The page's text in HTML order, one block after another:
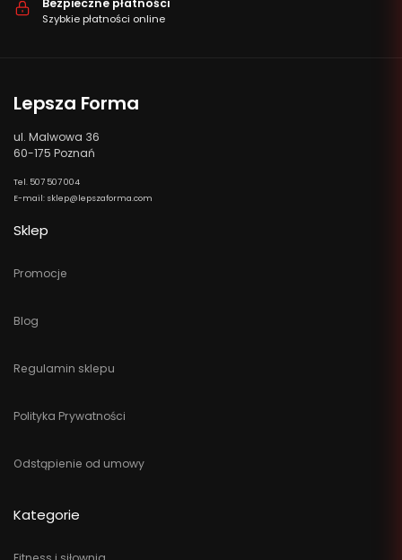
Bezpieczne płatności
Szybkie płatności online
Lepsza Forma
ul. Malwowa 36
60-175 Poznań
Tel. 507 507 004
E-mail: sklep@lepszaforma.com
Sklep
Promocje
Blog
Regulamin sklepu
Polityka Prywatności
Odstąpienie od umowy
Kategorie